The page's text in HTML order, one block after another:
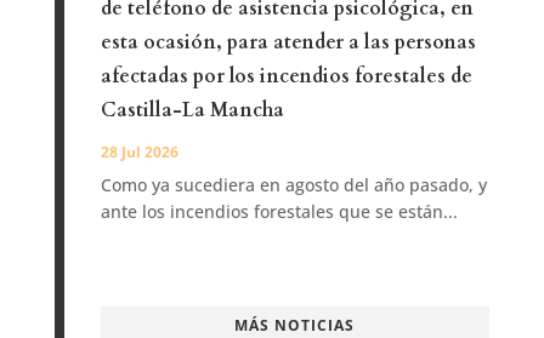
de teléfono de asistencia psicológica, en
esta ocasión, para atender a las personas
afectadas por los incendios forestales de
Castilla-La Mancha
28 Jul 2026
Como ya sucediera en agosto del año pasado, y
ante los incendios forestales que se están...
MÁS NOTICIAS